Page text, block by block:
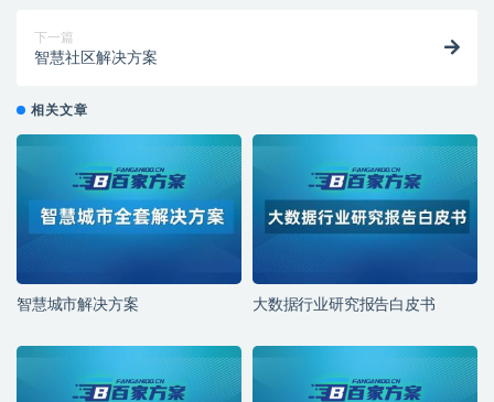
下一篇
智慧社区解决方案
相关文章
智慧城市解决方案 大数据行业研究报告白皮书